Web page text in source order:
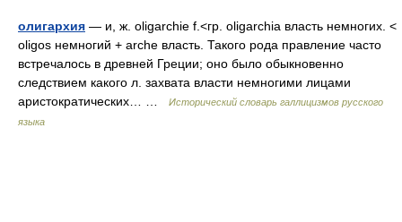
олигархия — и, ж. oligarchie f.<гр. oligarchia власть немногих. <
oligos немногий + arche власть. Такого рода правление часто
встречалось в древней Греции; оно было обыкновенно
следствием какого л. захвата власти немногими лицами
аристократических… …
Исторический словарь галлицизмов русского
языка